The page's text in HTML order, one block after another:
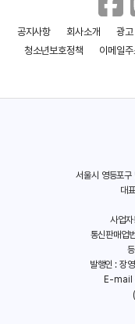
공지사항 회사소개 광
청소년보호정책
이메일
서울시 영등포
대
사업
통신판매
발행인 : 장
E-mail